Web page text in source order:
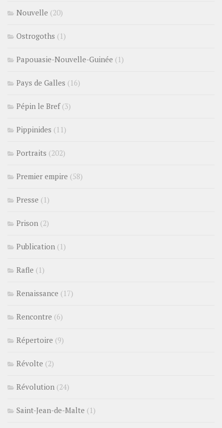
Nouvelle (20)
Ostrogoths (1)
Papouasie-Nouvelle-Guinée (1)
Pays de Galles (16)
Pépin le Bref(3)
Pippinides (11)
Portraits (202)
Premier empire (58)
Presse (1)
Prison (2)
Publication (1)
Rafle (1)
Renaissance (17)
Rencontre (6)
Répertoire (9)
Révolte (2)
Révolution (24)
Saint-Jean-de-Malte (1)